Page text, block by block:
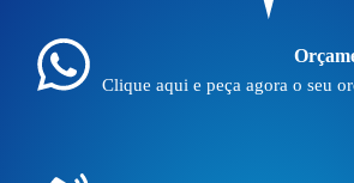
Clique aqui e peça agora o seu